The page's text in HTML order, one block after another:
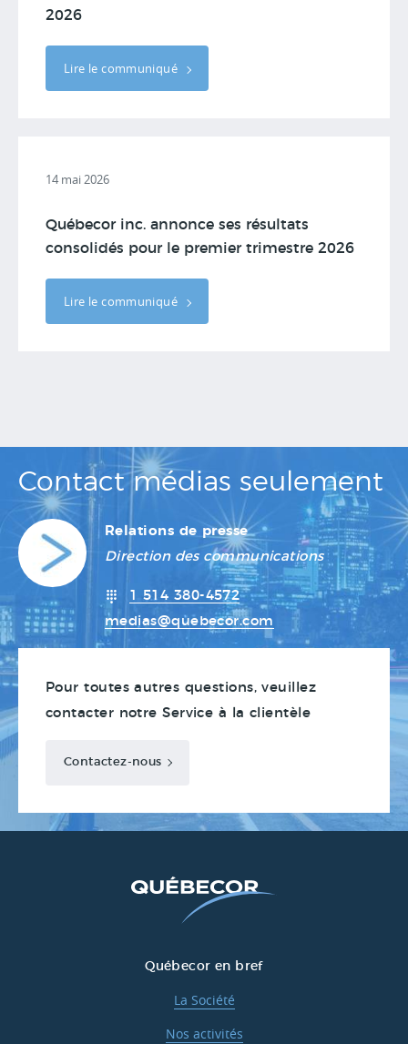
2026
Lire le communiqué
14 mai 2026
Québecor inc. annonce ses résultats
consolidés pour le premier trimestre 2026
Lire le communiqué
Contact médias seulement
Relations de presse
Direction des communications
1 514 380-4572
medias@quebecor.com
Pour toutes autres questions, veuillez
contacter notre Service à la clientèle
Contactez-nous
Québecor en bref
La Société
Nos activités